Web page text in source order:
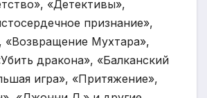
«Детективы»,
признание»,
«Возвращение Мухтара»,
дракона», «Балканский
игра», «Притяжение»,